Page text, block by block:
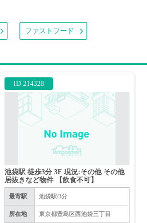
ファストフード
ID 214328
池袋駅 徒歩3分 3F 現況:その他 その他
居抜きなど物件 【飲食不可】
最寄駅 池袋駅/3分
所在地 東京都豊島区西池袋三丁目